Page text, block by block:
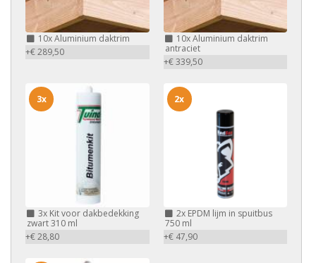
10xAluminium daktrim
+€ 289,50
10xAluminium daktrim
antraciet
+€ 339,50
3x Kit voor dakbedekking
zwart 310 ml
+€ 28,80
3x
2xEPDM lijm in spuitbus
750 ml
+€ 47,90
2x